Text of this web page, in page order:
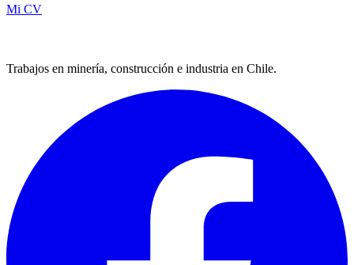
Mi CV
Trabajos en minería, construcción e industria en Chile.